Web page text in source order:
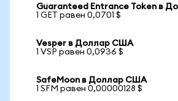
Guaranteed Entrance Token в
1 GET равен 0,0701 $
Vesper в Доллар США
1 VSP равен 0,0936 $
SafeMoon в Доллар США
1 SFM равен 0,00000128 $